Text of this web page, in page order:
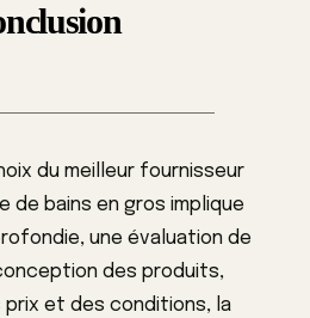
du meilleur fournisseur
de bains en gros implique
une évaluation de
des produits,
prix et des conditions, la